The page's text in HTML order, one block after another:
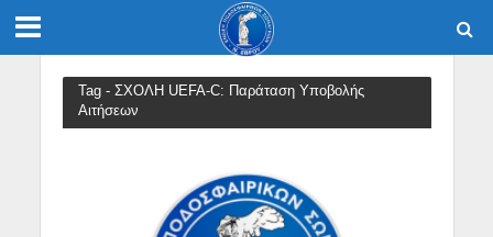
Tag - ΣΧΟΛΗ UEFA-C: Παράταση Υποβολής
Αιτήσεων